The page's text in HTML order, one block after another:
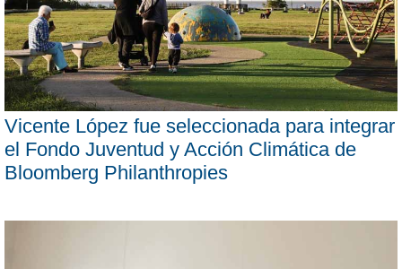
Vicente López fue seleccionada para integrar
el Fondo Juventud y Acción Climática de
Bloomberg Philanthropies